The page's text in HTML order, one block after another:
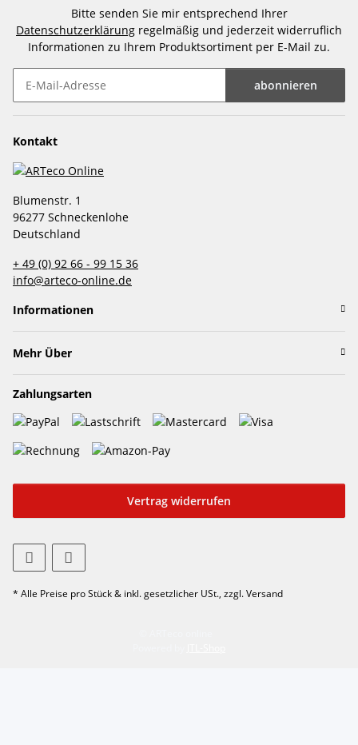
Bitte senden Sie mir entsprechend Ihrer
Datenschutzerklärung regelmäßig und jederzeit widerruflich
Informationen zu Ihrem Produktsortiment per E-Mail zu.
abonnieren
Kontakt
Blumenstr. 1
96277 Schneckenlohe
Deutschland
+ 49 (0) 92 66 - 99 15 36
info@arteco-online.de
Informationen
Mehr Über
Zahlungsarten
Vertrag widerrufen
* Alle Preise pro Stück & inkl. gesetzlicher USt., zzgl. Versand